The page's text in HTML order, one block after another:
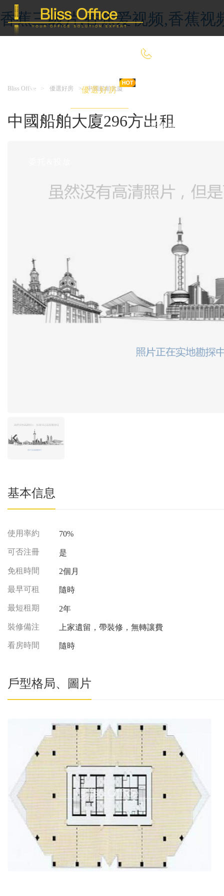
香蕉三级片,香蕉爱视频,香蕉视
首 頁 優選好房
共享辦公
Bliss Office > 優選好房 > 中國船舶大廈
中國船舶大廈296方出租
基本信息
使用率約 70%
可否注冊 是
免租時間 2個月
最早可租 隨時
最短租期 2年
裝修備注 上家遺留，帶裝修，無轉讓費
看房時間 隨時
戶型格局、圖片